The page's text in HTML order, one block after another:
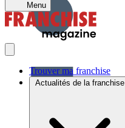
Menu
Trouver ma franchise
Actualités de la franchise